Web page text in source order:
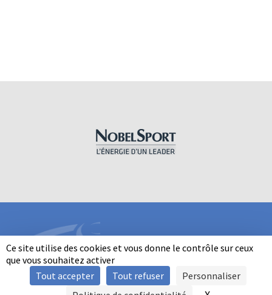
Ce site utilise des cookies et vous donne le contrôle sur ceux
que vous souhaitez activer
Tout accepter
Tout refuser
Personnaliser
INFORMATIONS